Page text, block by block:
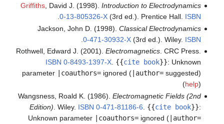
Griffiths, David J. (1998). Introduction to Electrodynamics
(3rd ed.). Prentice Hall. ISBN
0-13-805326-X
.
Jackson, John D. (1998). Classical Electrodynamics
(3rd ed.). Wiley. ISBN
0-471-30932-X
Rothwell, Edward J. (2001). Electromagnetics. CRC Press.
ISBN 0-8493-1397-X. {{cite book}}: Unknown
parameter
|coauthors=ignored (|author=suggested)
(help)
Wangsness, Roald K. (1986). Electromagnetic Fields (2nd
Edition) . Wiley. ISBN 0-471-81186-6 {{cite book}}:
Unknown parameter |coauthors=ignored (|author=